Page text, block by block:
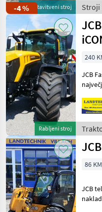
Gradbena tehnika
339
Kmetijska tehnika
127
Ostalo
12
MARKETPLACE
Marketplace
Ponudbe
trgovcev
-4 %predstavitveni stroj
mit
Stroji
JCB
Rabljeni stroj
240
JCB
km/h
vrtljajih,
kolutni
JCB
86
JCB